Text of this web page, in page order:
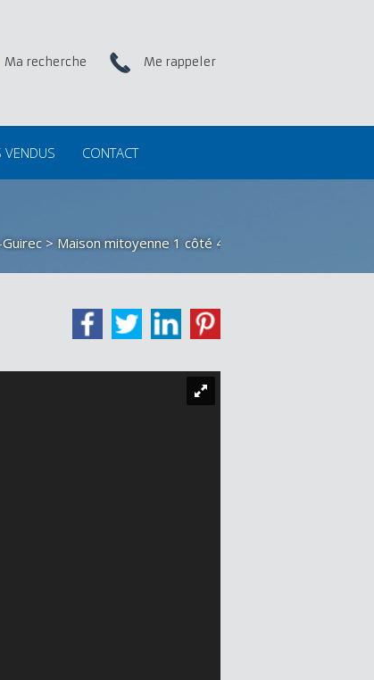
Me rappeler
Ma recherche
VENDUS CONTACT
> Maison mitoyenne 1 côté 4658